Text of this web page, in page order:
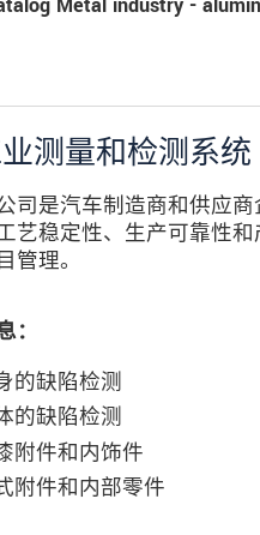
测量和检测系统
司是汽车制造商和供应
艺稳定性、生产可靠性
管理。
：
的缺陷检测
的缺陷检测
附件和内饰件
附件和内部零件